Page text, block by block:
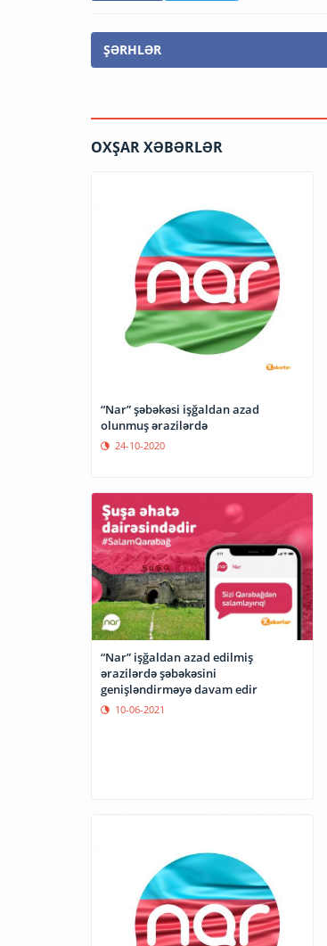
ŞƏRHLƏR
OXŞAR XƏBƏRLƏR
“Nar” şəbəkəsi işğaldan azad
olunmuş ərazilərdə
24-10-2020
“Nar” işğaldan azad edilmiş
ərazilərdə şəbəkəsini
genişləndirməyə davam edir
10-06-2021